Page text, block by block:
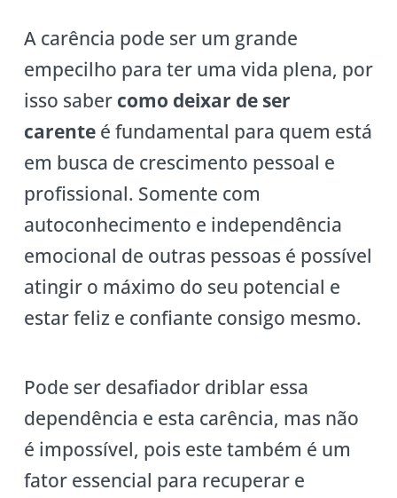
A carência pode ser um grande
empecilho para ter uma vida plena, por
isso saber como deixar de ser
carenteé fundamental para quem está
em busca de crescimento pessoal e
profissional. Somente com
autoconhecimento e independência
emocional de outras pessoas é possível
atingir o máximo do seu potencial e
estar feliz e confiante consigo mesmo.
Pode ser desafiador driblar essa
dependência e esta carência, mas não
é impossível, pois este também é um
fator essencial para recuperar e